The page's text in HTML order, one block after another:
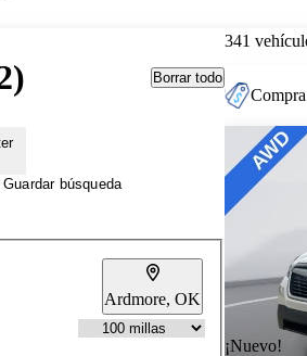
Borrar todo
Guardar búsqueda
Ardmore, OK
341
¡Nuevo!